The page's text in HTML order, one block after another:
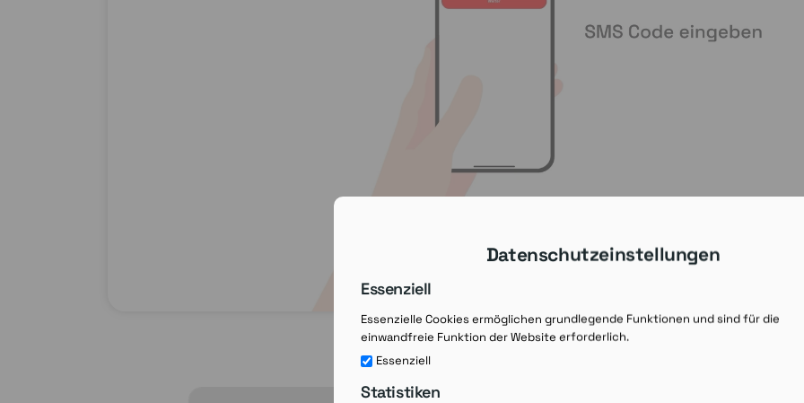
Datenschutzeinstellungen
Essenziell
Essenzielle Cookies ermöglichen grundlegende Funktionen und sind für die
einwandfreie Funktion der Website erforderlich.
Essenziell
Statistiken